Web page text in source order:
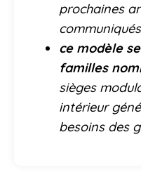
prochaines
ce modèle
familles
sièges
intérieur
besoins des